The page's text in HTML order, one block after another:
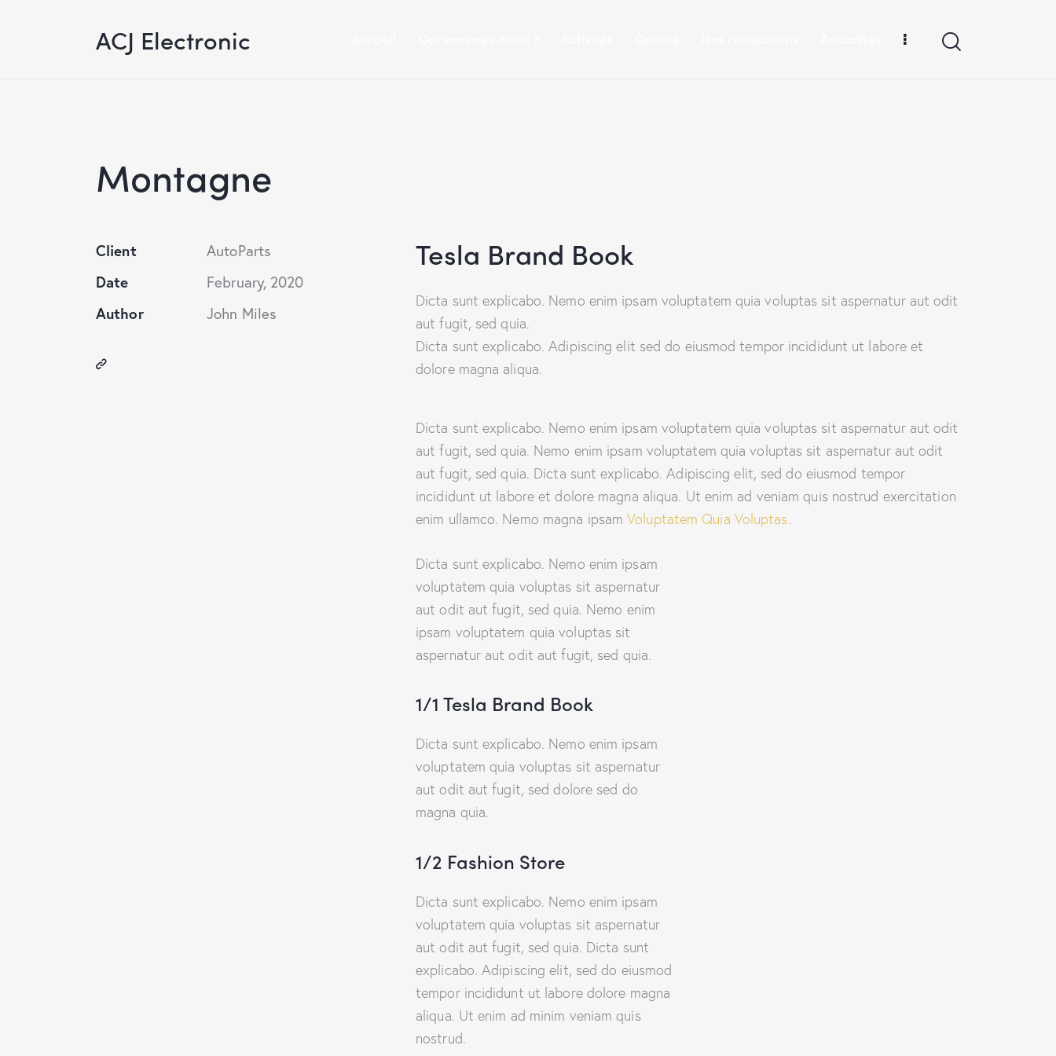
ACJ Electronic
Montagne
Client
AutoParts
Date
February, 2020
Author
John Miles
Tesla Brand Book
Dicta sunt explicabo. Nemo enim ipsam voluptatem quia voluptas sit aspernatur aut odit
aut fugit, sed quia.
Dicta sunt explicabo. Adipiscing elit sed do eiusmod tempor incididunt ut labore et
dolore magna aliqua.
Dicta sunt explicabo. Nemo enim ipsam voluptatem quia voluptas sit aspernatur aut odit
aut fugit, sed quia. Nemo enim ipsam voluptatem quia voluptas sit aspernatur aut odit
aut fugit, sed quia. Dicta sunt explicabo. Adipiscing elit, sed do eiusmod tempor
incididunt ut labore et dolore magna aliqua. Ut enim ad veniam quis nostrud exercitation
enim ullamco. Nemo magna ipsamVoluptatem Quia Voluptas.
Dicta sunt explicabo. Nemo enim ipsam
voluptatem quia voluptas sit aspernatur
aut odit aut fugit, sed quia. Nemo enim
ipsam voluptatem quia voluptas sit
aspernatur aut odit aut fugit, sed quia.
1/1 Tesla Brand Book
Dicta sunt explicabo. Nemo enim ipsam
voluptatem quia voluptas sit aspernatur
aut odit aut fugit, sed dolore sed do
magna quia.
1/2 Fashion Store
Dicta sunt explicabo. Nemo enim ipsam
voluptatem quia voluptas sit aspernatur
aut odit aut fugit, sed quia. Dicta sunt
explicabo. Adipiscing elit, sed do eiusmod
tempor incididunt ut labore dolore magna
aliqua. Ut enim ad minim veniam quis
nostrud.